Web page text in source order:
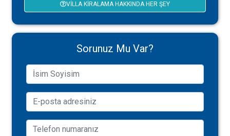
VILLA KIRALAMA HAKKINDA HER ŞEY
Sorunuz Mu Var?